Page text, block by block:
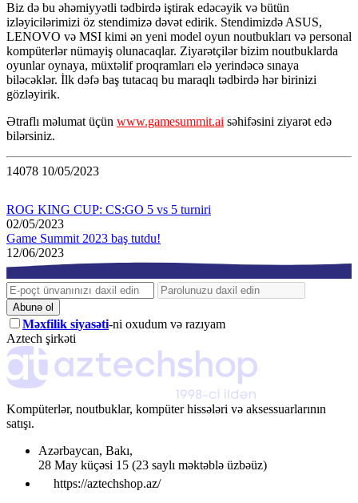
Biz də bu əhəmiyyətli tədbirdə iştirak edəcəyik və bütün
izləyicilərimizi öz stendimizə dəvət edirik. Stendimizdə ASUS,
LENOVO və MSI kimi ən yeni model oyun noutbukları və personal
kompüterlər nümayiş olunacaqlar. Ziyarətçilər bizim noutbuklarda
oyunlar oynaya, müxtəlif proqramları elə yerindəcə sınaya
biləcəklər. İlk dəfə baş tutacaq bu maraqlı tədbirdə hər birinizi
gözləyirik.
Ətraflı məlumat üçün www.gamesummit.ai səhifəsini ziyarət edə
bilərsiniz.
14078 10/05/2023
ROG KING CUP: CS:GO 5 vs 5 turniri
02/05/2023
Game Summit 2023 baş tutdu!
12/06/2023
Abunə ol
Məxfilik siyasəti-ni oxudum və razıyam
Aztech şirkəti
Kompüterlər, noutbuklar, kompüter hissələri və aksessuarlarının
satışı.
Azərbaycan, Bakı,
28 May küçəsi 15 (23 saylı məktəblə üzbəüz)
https://aztechshop.az/